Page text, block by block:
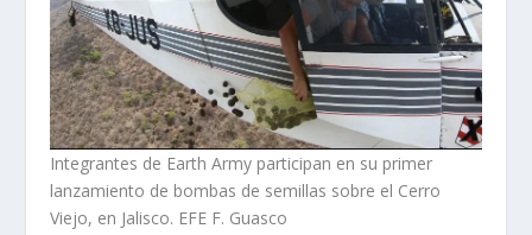
Integrantes de Earth Army participan en su primer
lanzamiento de bombas de semillas sobre el Cerro
Viejo, en Jalisco. EFE F. Guasco